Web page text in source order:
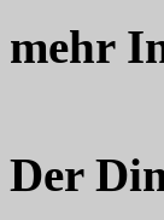
mehr
Der